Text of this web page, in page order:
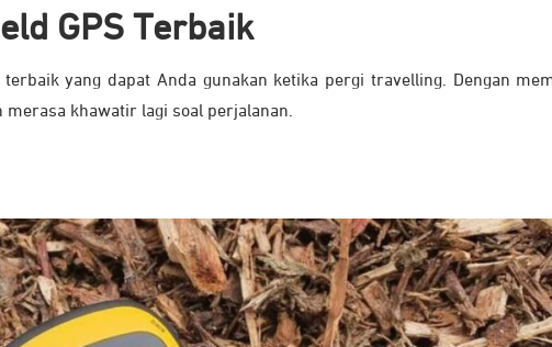
GPS Terbaik
yang dapat Anda gunakan ketika pergi travelling. Dengan
khawatir lagi soal perjalanan.